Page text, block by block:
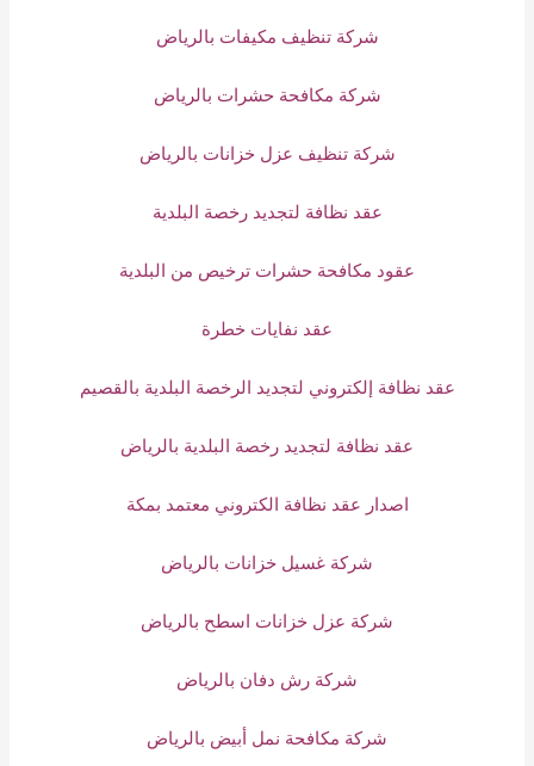
شركة تنظيف مكيفات بالرياض
شركة مكافحة حشرات بالرياض
شركة تنظيف عزل خزانات بالرياض
عقد نظافة لتجديد رخصة البلدية
عقود مكافحة حشرات ترخيص من البلدية
عقد نفايات خطرة
عقد نظافة إلكتروني لتجديد الرخصة البلدية بالقصيم
عقد نظافة لتجديد رخصة البلدية بالرياض
اصدار عقد نظافة الكتروني معتمد بمكة
شركة غسيل خزانات بالرياض
شركة عزل خزانات اسطح بالرياض
شركة رش دفان بالرياض
شركة مكافحة نمل أبيض بالرياض